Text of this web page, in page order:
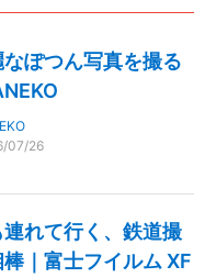
ぽつん写真を撮る
07/26
れて行く、鉄道撮
｜富士フイルム XF